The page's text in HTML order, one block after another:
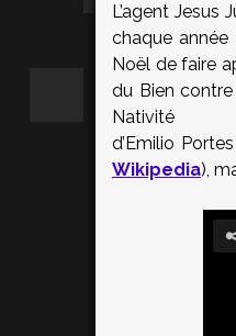
L’agent
chaque
Noël de faire
du Bien
Nativité
d’Emilio
Wikipedia),